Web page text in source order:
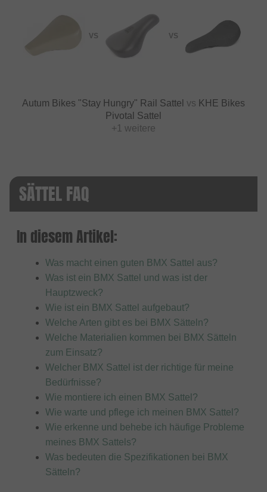
VS VS
Autum Bikes "Stay Hungry" Rail Sattel vs KHE Bikes
Pivotal Sattel
+1 weitere
SÄTTEL FAQ
In diesem Artikel:
Was macht einen guten BMX Sattel aus?
Was ist ein BMX Sattel und was ist der
Hauptzweck?
Wie ist ein BMX Sattel aufgebaut?
Welche Arten gibt es bei BMX Sätteln?
Welche Materialien kommen bei BMX Sätteln
zum Einsatz?
Welcher BMX Sattel ist der richtige für meine
Bedürfnisse?
Wie montiere ich einen BMX Sattel?
Wie warte und pflege ich meinen BMX Sattel?
Wie erkenne und behebe ich häufige Probleme
meines BMX Sattels?
Was bedeuten die Spezifikationen bei BMX
Sätteln?